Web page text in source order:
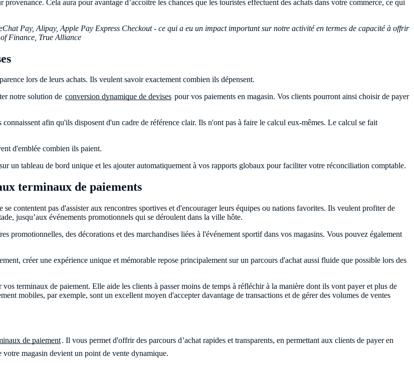
Cela aura pour avantage d’accoitre les chances que les touristes effectuent des achats dans votre commerce, ce qui
Pay, Alipay, Apple Pay Express Checkout - ce qui a eu un impact important sur notre activité en termes de capacité à offrir
Finance, True Alliance
lors de leurs achats. Ils veulent savoir exactement combien ils dépensent.
notre solution de conversion dynamique de devises pour vos paiements en magasin. Vos clients pourront ainsi choisir de payer
afin qu'ils disposent d'un cadre de référence clair. Ils n'ont pas à faire le calcul eux-mêmes. Le calcul se fait
d'emblée combien ils paient.
un tableau de bord unique et les ajouter automatiquement à vos rapports globaux pour faciliter votre réconciliation comptable.
terminaux de paiements
contentent pas d'assister aux rencontres sportives et d'encourager leurs équipes ou nations favorites. Ils veulent profiter de
jusqu’aux événements promotionnels qui se déroulent dans la ville hôte.
promotionnelles, des décorations et des marchandises liées à l'événement sportif dans vos magasins. Vous pouvez également
créer une expérience unique et mémorable repose principalement sur un parcours d'achat aussi fluide que possible lors des
terminaux de paiement. Elle aide les clients à passer moins de temps à réfléchir à la manière dont ils vont payer et plus de
mobiles, par exemple, sont un excellent moyen d'accepter davantage de transactions et de gérer des volumes de ventes
de paiement. Il vous permet d'offrir des parcours d’achat rapides et transparents, en permettant aux clients de payer en
magasin devient un point de vente dynamique.